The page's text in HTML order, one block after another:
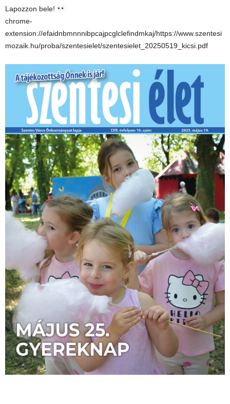
Lapozzon bele!
chrome-
extension://efaidnbmnnnibpcajpcglclefindmkaj/https://www.szentesi
mozaik.hu/proba/szentesielet/szentesielet_20250519_kicsi.pdf